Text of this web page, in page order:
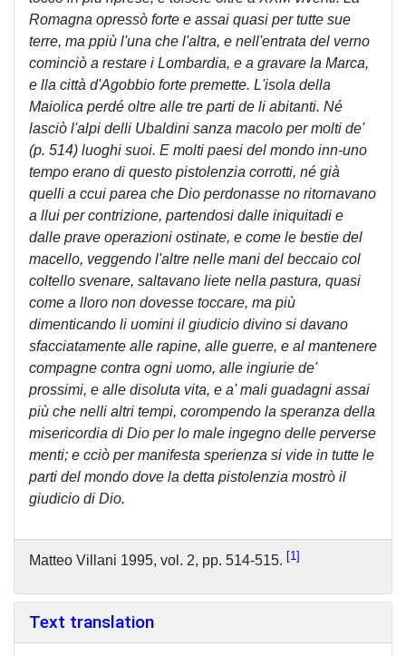
Romagna opressò forte e assai quasi per tutte sue
terre, ma ppiù l'una che l'altra, e nell'entrata del verno
cominciò a restare i Lombardia, e a gravare la Marca,
e lla città d'Agobbio forte premette. L'isola della
Maiolica perdé oltre alle tre parti de li abitanti. Né
lasciò l'alpi delli Ubaldini sanza macolo per molti de'
(p. 514) luoghi suoi. E molti paesi del mondo inn-uno
tempo erano di questo pistolenzia corrotti, né già
quelli a ccui parea che Dio perdonasse no ritornavano
a llui per contrizione, partendosi dalle iniquitadi e
dalle prave operazioni ostinate, e come le bestie del
macello, veggendo l'altre nelle mani del beccaio col
coltello svenare, saltavano liete nella pastura, quasi
come a lloro non dovesse toccare, ma più
dimenticando li uomini il giudicio divino si davano
sfacciatamente alle rapine, alle guerre, e al mantenere
compagne contra ogni uomo, alle ingiurie de'
prossimi, e alle disoluta vita, e a' mali guadagni assai
più che nelli altri tempi, corompendo la speranza della
misericordia di Dio per lo male ingegno delle perverse
menti; e cciò per manifesta sperienza si vide in tutte le
parti del mondo dove la detta pistolenzia mostrò il
giudicio di Dio.
Matteo Villani 1995, vol. 2, pp. 514-515. 1
Text translation